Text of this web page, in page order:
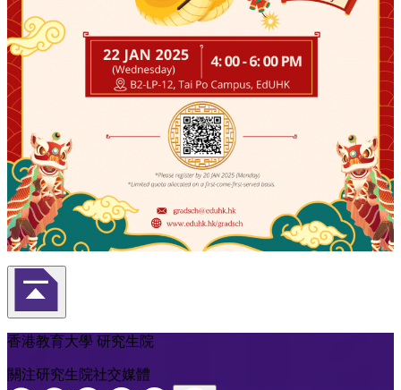
返回頁首
香港教育大學 研究生院
關注研究生院社交媒體